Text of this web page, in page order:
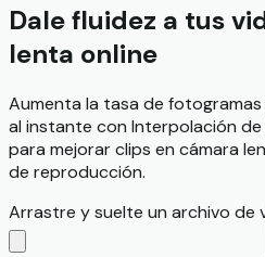
Dale fluidez a tus
lenta online
Aumenta la tasa de
al instante con Interpolación
para mejorar clips en cámara
de reproducción.
Arrastre y suelte un archivo de